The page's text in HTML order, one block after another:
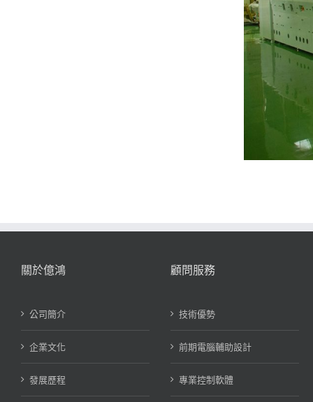
關於億鴻
公司簡介
企業文化
發展歷程
顧問服務
技術優勢
前期電腦輔助設計
專業控制軟體